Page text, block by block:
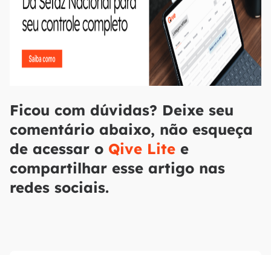
Ficou com dúvidas? Deixe seu
comentário abaixo, não esqueça
de acessar o Qive Lite e
compartilhar esse artigo nas
redes sociais.